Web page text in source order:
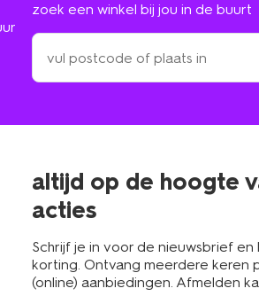
zoek een winkel bij jou in de buurt
zoek
een
winkel
in
altijd op de hoogte
acties
Schrijf je in voor de nieuwsbrief en
korting. Ontvang meerdere keren
(online) aanbiedingen. Afmelden